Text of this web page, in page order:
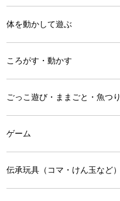
体を動かして遊ぶ
ころがす・動かす
ごっこ遊び・ままごと・魚つり
ゲーム
伝承玩具（コマ・けん玉など）